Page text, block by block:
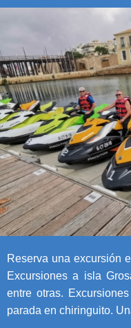
Reserva una excursión
Excursiones a isla
entre otras.
parada en chiringuito.